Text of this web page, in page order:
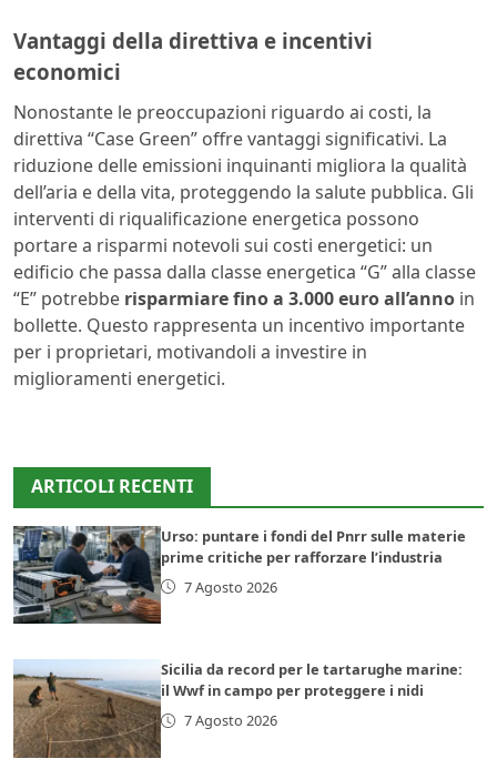
Vantaggi della direttiva e incentivi
economici
Nonostante le preoccupazioni riguardo ai costi, la
direttiva “Case Green” offre vantaggi significativi. La
riduzione delle emissioni inquinanti migliora la qualità
dell’aria e della vita, proteggendo la salute pubblica. Gli
interventi di riqualificazione energetica possono
portare a risparmi notevoli sui costi energetici: un
edificio che passa dalla classe energetica “G” alla classe
“E” potrebbe risparmiare fino a 3.000 euro all’anno in
bollette. Questo rappresenta un incentivo importante
per i proprietari, motivandoli a investire in
miglioramenti energetici.
ARTICOLI RECENTI
Urso: puntare i fondi del Pnrr sulle materie
prime critiche per rafforzare l’industria
7 Agosto 2026
Sicilia da record per le tartarughe marine:
il Wwf in campo per proteggere i nidi
7 Agosto 2026